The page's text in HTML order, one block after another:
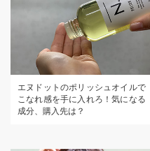
エヌドットのポリッシュオイルで
こなれ感を手に入れろ！気になる
成分、購入先は？